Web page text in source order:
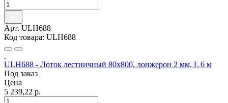
Арт. ULH688
Код товара: ULH688
ULH688 - Лоток лестничный 80х800, лонжерон 2 мм, L 6 м
Под заказ
Цена
5 239,22 р.